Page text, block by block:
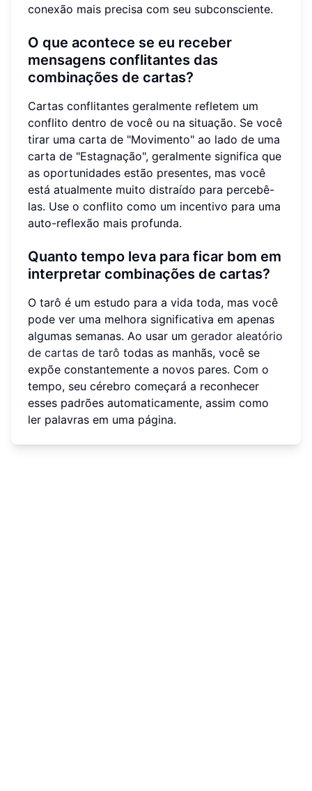
conexão mais precisa com seu subconsciente.
O que acontece se eu receber
mensagens conflitantes das
combinações de cartas?
Cartas conflitantes geralmente refletem um
conflito dentro de você ou na situação. Se você
tirar uma carta de "Movimento" ao lado de uma
carta de "Estagnação", geralmente significa que
as oportunidades estão presentes, mas você
está atualmente muito distraído para percebê-
las. Use o conflito como um incentivo para uma
auto-reflexão mais profunda.
Quanto tempo leva para ficar bom em
interpretar combinações de cartas?
O tarô é um estudo para a vida toda, mas você
pode ver uma melhora significativa em apenas
algumas semanas. Ao usar um gerador aleatório
de cartas de tarô todas as manhãs, você se
expõe constantemente a novos pares. Com o
tempo, seu cérebro começará a reconhecer
esses padrões automaticamente, assim como
ler palavras em uma página.